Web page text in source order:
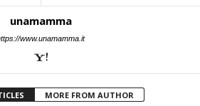
unamamma
www.unamamma.it
MORE FROM AUTHOR